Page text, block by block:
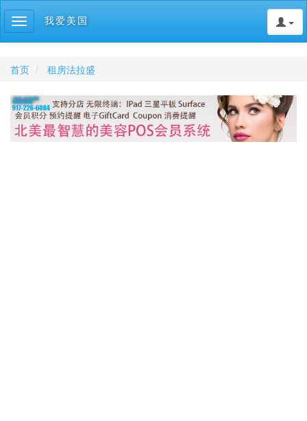
Toggle
navigation
我爱美国
首页 租房法拉盛